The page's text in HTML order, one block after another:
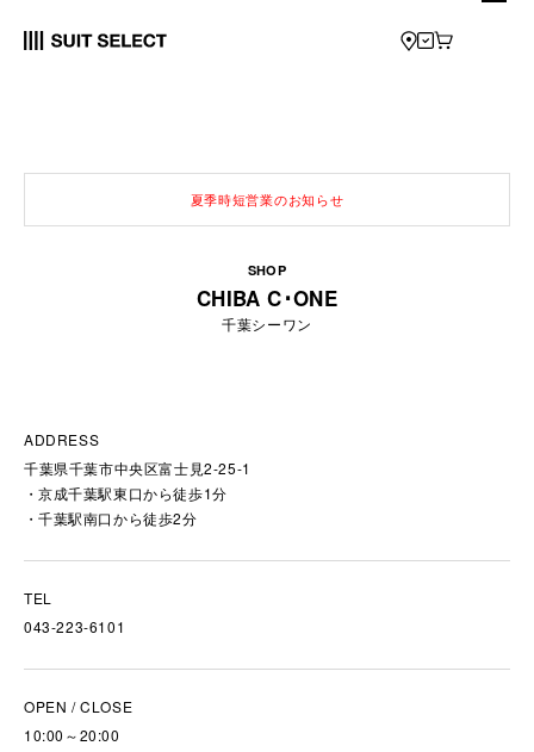
夏季時短営業のお知らせ
SHOP
CHIBA C･ONE
千葉シーワン
ADDRESS
千葉県千葉市中央区富士見2-25-1
京成千葉駅東口から徒歩1分
千葉駅南口から徒歩2分
TEL
043-223-6101
OPEN / CLOSE
10:00～20:00